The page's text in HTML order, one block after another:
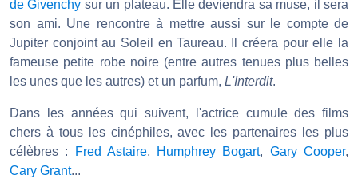
de Givenchy sur un plateau. Elle deviendra sa muse, il sera
son ami. Une rencontre à mettre aussi sur le compte de
Jupiter conjoint au Soleil en Taureau. Il créera pour elle la
fameuse petite robe noire (entre autres tenues plus belles
les unes que les autres) et un parfum, L'Interdit.
Dans les années qui suivent, l'actrice cumule des films
chers à tous les cinéphiles, avec les partenaires les plus
célèbres :
Fred Astaire, Humphrey Bogart, Gary Cooper,
Cary Grant...